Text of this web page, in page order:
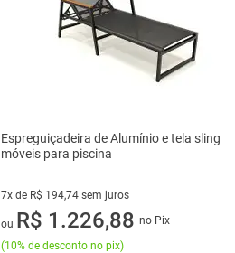
Espreguiçadeira de Alumínio e tela sling
móveis para piscina
7x de R$ 194,74 sem juros
7 vez de R$ 194,74 sem juros
ou R$ 1.226,88 no Pix
(10% de desconto no pix)